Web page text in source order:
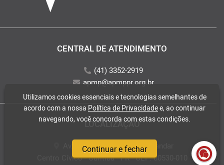
CENTRAL DE ATENDIMENTO
(41) 3352-2919
apmp@apmppr.org.br
LOCALIZAÇÃO
Av. Mateus Leme, 2018 - 2° andar
Centro Cívico - Curitiba - PR - CEP: 80530-010
Utilizamos cookies essenciais e tecnologias semelhantes de
acordo com a nossa Política de Privacidadee, ao continuar
navegando, você concorda com estas condições.
Continuar e fechar